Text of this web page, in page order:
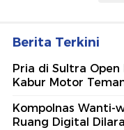
Berita Terkini
Pria di Sultra Open
Kabur Motor
Kompolnas Wanti-
Ruang Digital